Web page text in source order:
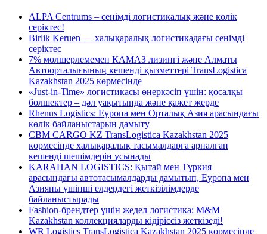
ALPA Centrums – сенімді логистикалық және көлік
серіктес!
Birlik Keruen — халықаралық логистикадағы сенімді
серіктес
7% мөлшерлемемен КАМАЗ лизингі және Алматы
Автоорталығының кешенді қызметтері TransLogistica
Kazakhstan 2025 көрмесінде
«Just-in-Time» логистикасы өнеркәсіп үшін: қосалқы
бөлшектер – дәл уақытында және қажет жерде
Rhenus Logistics: Еуропа мен Орталық Азия арасындағы
көлік байланыстарын дамыту
CBM CARGO KZ TransLogistica Kazakhstan 2025
көрмесінде халықаралық тасымалдарға арналған
кешенді шешімдерін ұсынады
KARAHAN LOGISTICS: Қытай мен Түркия
арасындағы автотасымалдарды дамытып, Еуропа мен
Азияны үшінші елдердегі жеткізілімдерде
байланыстырады
Fashion-брендтер үшін жедел логистика: M&M
Kazakhstan коллекцияларды кідіріссіз жеткізеді!
WR Logistics TransLogistica Kazakhstan 2025 көрмесінде